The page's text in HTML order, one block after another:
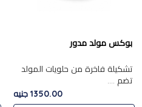
بوكس مولد مدور
تشكيلة فاخرة من حلويات المولد
تضم ....
1350.00 جنيه